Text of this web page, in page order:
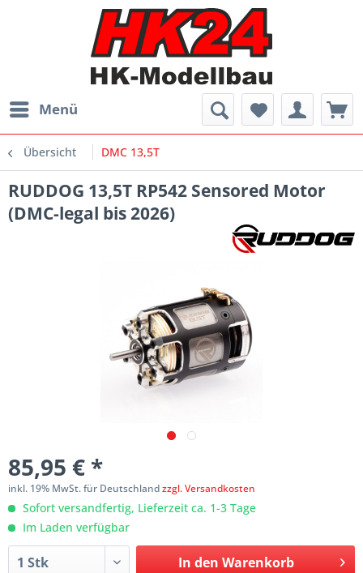
Menü
Übersicht DMC 13,5T
RUDDOG 13,5T RP542 Sensored Motor
(DMC-legal bis 2026)
85,95 € *
inkl. 19% MwSt. für Deutschlandzzgl. Versandkosten
Sofort versandfertig, Lieferzeit ca. 1-3 Tage
Im Laden verfügbar
In den Warenkorb